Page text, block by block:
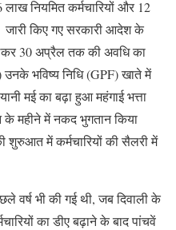
नियमित कर्मचारियों और 12
जारी किए गए सरकारी आदेश के
30 अप्रैल तक की अवधि का
भविष्य निधि (GPF) खाते में
मई का बढ़ा हुआ महंगाई भत्ता
महीने में नकद भुगतान किया
में कर्मचारियों की सैलरी में
वर्ष भी की गई थी, जब दिवाली के
का डीए बढ़ाने के बाद पांचवें